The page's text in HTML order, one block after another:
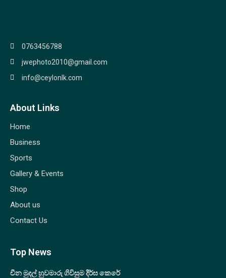
0763456788
jwephoto2010@gmail.com
info@ceylonlk.com
About Links
Home
Business
Sports
Gallery & Events
Shop
About us
Contact Us
Top News
චීන මුදල් හුවමාරු ගිවිසුම දීර්ඝ කෙරේ